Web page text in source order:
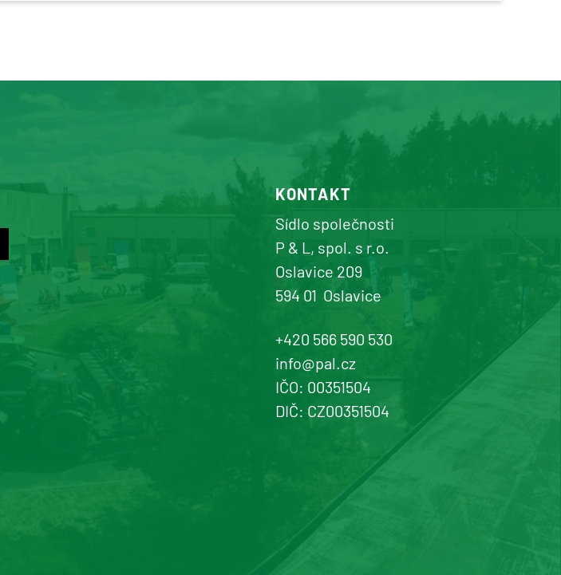
KONTAKT
Sídlo společnosti
P & L, spol. s r.o.
Oslavice 209
594 01 Oslavice
+420 566 590 530
info@pal.cz
IČO: 00351504
DIČ: CZ00351504